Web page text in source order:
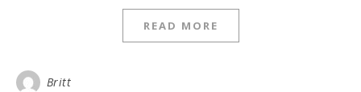
READ MORE
Britt